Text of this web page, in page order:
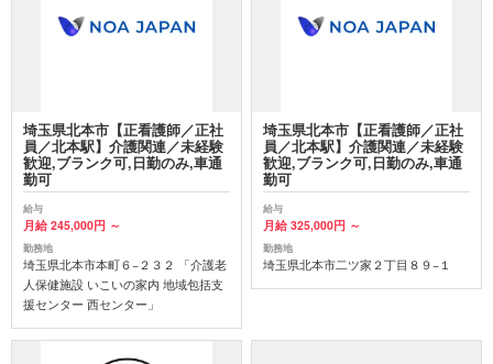
埼玉県北本市【正看護師／正社
員／北本駅】介護関連／未経験
歓迎,ブランク可,日勤のみ,車通
勤可
給与
月給 245,000円 ～
勤務地
埼玉県北本市本町６−２３２ 「介護老
人保健施設 いこいの家内 地域包括支
援センター 西センター」
埼玉県北本市【正看護師／正社
員／北本駅】介護関連／未経験
歓迎,ブランク可,日勤のみ,車通
勤可
給与
月給 325,000円 ～
勤務地
埼玉県北本市二ツ家２丁目８９−１